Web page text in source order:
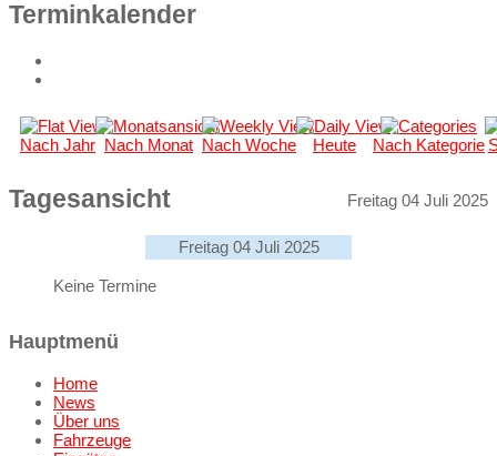
Terminkalender
Nach Jahr Nach Monat Nach Woche Heute Nach Kategorie
Tagesansicht Freitag 04 Juli 2025
Freitag 04 Juli 2025
Keine Termine
Hauptmenü
Home
News
Über uns
Fahrzeuge